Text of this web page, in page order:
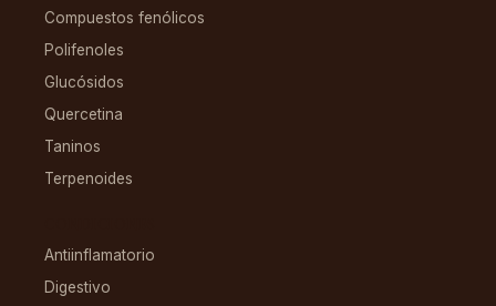
Compuestos fenólicos
Polifenoles
Glucósidos
Quercetina
Taninos
Terpenoides
Antiinflamatorio
Digestivo